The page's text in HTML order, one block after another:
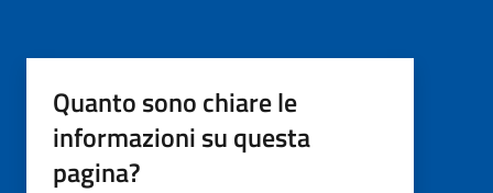
Quanto sono chiare le
informazioni su questa
pagina?